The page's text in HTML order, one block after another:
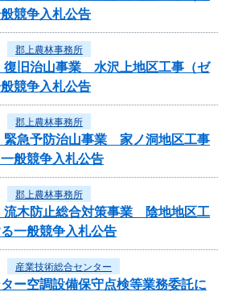
競争入札公告
郡上農林事務所
復旧治山事業 水沢上地区工事（ゼ
競争入札公告
郡上農林事務所
緊急予防治山事業 家ノ洞地区工事
般競争入札公告
郡上農林事務所
流木防止総合対策事業 陰地地区工
一般競争入札公告
産業技術総合センター
ー空調設備保守点検等業務委託に